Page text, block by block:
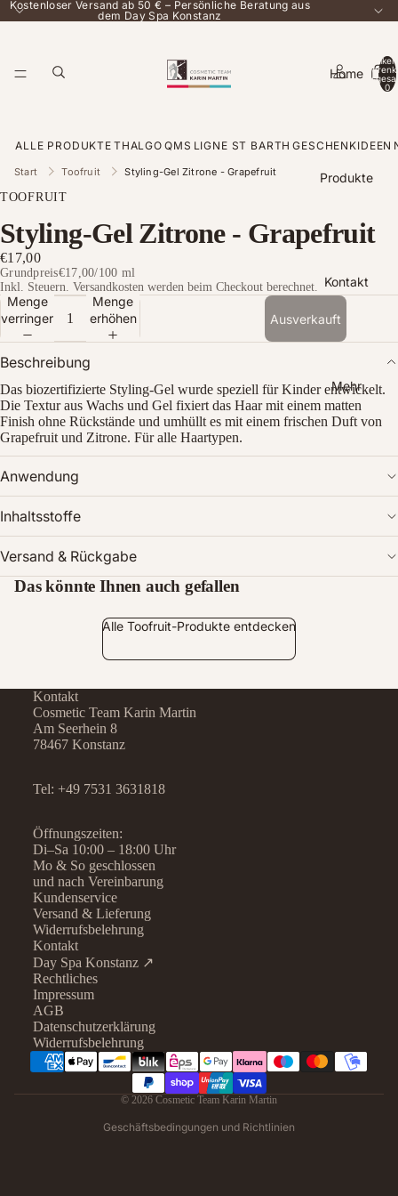
Kostenloser Versand ab 50 € – Persönliche Beratung aus
dem Day Spa Konstanz
Home
Produkte
Kontakt
Mehr
Artikel
0
ALLE PRODUKTE THALGO QMS LIGNE ST BARTH GESCHENKIDEEN
Start Toofruit Styling-Gel Zitrone - Grapefruit
Bild
TOOFRUIT
Styling-Gel Zitrone - Grapefruit
€17,00
Grundpreis€17,00/100 ml
Inkl. Steuern. Versandkosten werden beim Checkout berechnet.
Menge
verringern
Menge
erhöhen
Ausverkauft
Beschreibung
Das biozertifizierte Styling-Gel wurde speziell für Kinder entwickelt.
Die Textur aus Wachs und Gel fixiert das Haar mit einem matten
Finish ohne Rückstände und umhüllt es mit einem frischen Duft von
Grapefruit und Zitrone. Für alle Haartypen.
Anwendung
Inhaltsstoffe
Versand & Rückgabe
Das könnte Ihnen auch gefallen
Alle Toofruit-Produkte entdecken
Kontakt
Cosmetic Team Karin Martin
Am Seerhein 8
78467 Konstanz
Tel: +49 7531 3631818
Öffnungszeiten:
Di–Sa 10:00 – 18:00 Uhr
Mo & So geschlossen
und nach Vereinbarung
Kundenservice
Versand & Lieferung
Widerrufsbelehrung
Kontakt
Day Spa Konstanz ↗
Rechtliches
Impressum
AGB
Datenschutzerklärung
Widerrufsbelehrung
© 2026 Cosmetic Team Karin Martin
Geschäftsbedingungen und Richtlinien
Datenschutzerklärung
Widerrufsrecht
AGB
Kontaktinformationen